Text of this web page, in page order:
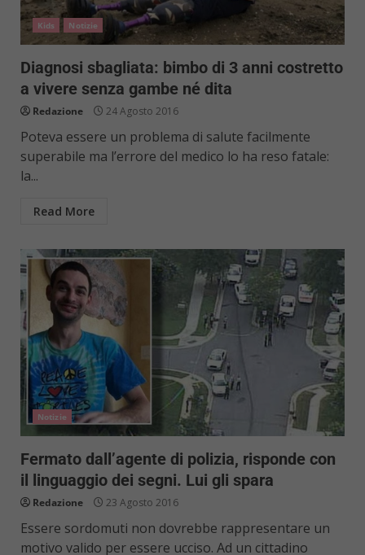
Kids Notizie
Diagnosi sbagliata: bimbo di 3 anni costretto
a vivere senza gambe né dita
Redazione 24 Agosto 2016
Poteva essere un problema di salute facilmente
superabile ma l’errore del medico lo ha reso fatale:
la...
Read More
Notizie
Fermato dall’agente di polizia, risponde con
il linguaggio dei segni. Lui gli spara
Redazione 23 Agosto 2016
Essere sordomuti non dovrebbe rappresentare un
motivo valido per essere ucciso. Ad un cittadino